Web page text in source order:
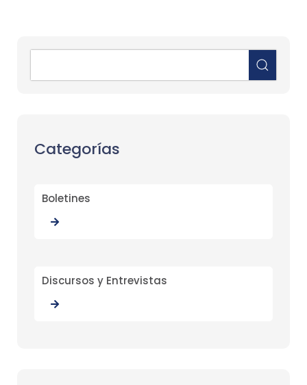
Categorías
Boletines
Discursos y Entrevistas